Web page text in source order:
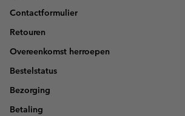
Contactformulier
Retouren
Overeenkomst herroepen
Bestelstatus
Bezorging
Betaling